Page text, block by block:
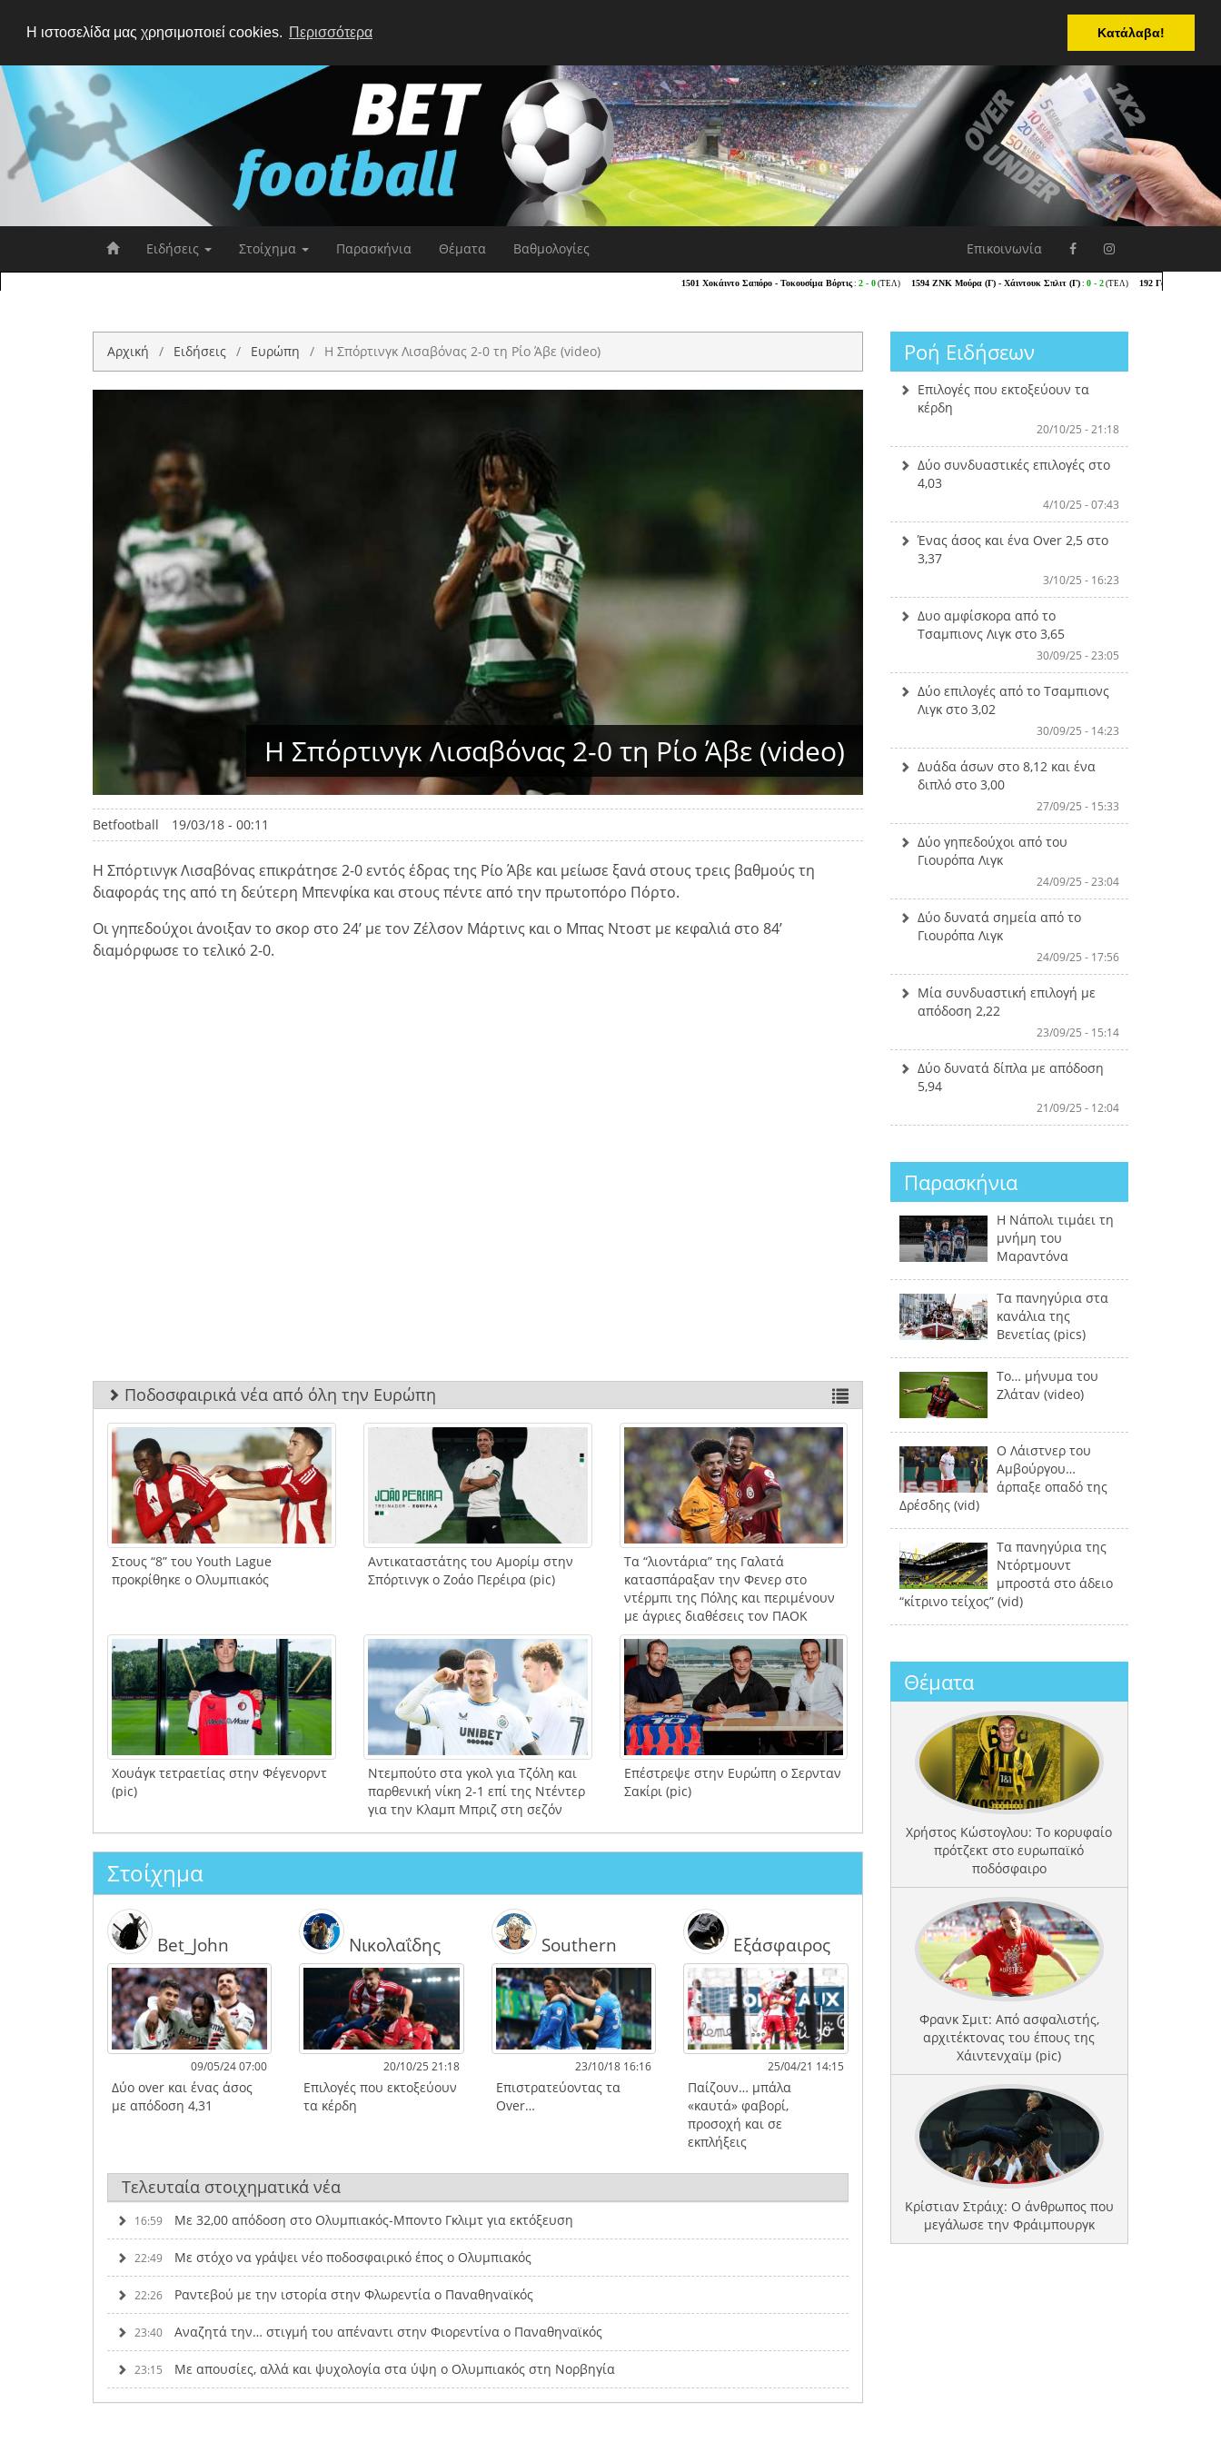
Η ιστοσελίδα μας χρησιμοποιεί cookies. Περισσότερα Κατάλαβα!
Ειδήσεις Στοίχημα Παρασκήνια Θέματα Βαθμολογίες Επικοινωνία
Αρχική Ειδήσεις Ευρώπη Η Σπόρτινγκ Λισαβόνας 2-0 τη Ρίο Άβε (video)
Η Σπόρτινγκ Λισαβόνας 2-0 τη Ρίο Άβε (video)
Betfootball 19/03/18 - 00:11
Η Σπόρτινγκ Λισαβόνας επικράτησε 2-0 εντός έδρας της Ρίο Άβε και μείωσε ξανά στους τρεις βαθμούς τη
διαφοράς της από τη δεύτερη Μπενφίκα και στους πέντε από την πρωτοπόρο Πόρτο.
Οι γηπεδούχοι άνοιξαν το σκορ στο 24’ με τον Ζέλσον Μάρτινς και ο Μπας Ντοστ με κεφαλιά στο 84’
διαμόρφωσε το τελικό 2-0.
Ποδοσφαιρικά νέα από όλη την Ευρώπη
Στους “8” του Youth Lague
προκρίθηκε ο Ολυμπιακός
Αντικαταστάτης του Αμορίμ στην
Σπόρτινγκ ο Ζοάο Περέιρα (pic)
Τα “λιοντάρια” της Γαλατά
κατασπάραξαν την Φενερ στο
ντέρμπι της Πόλης και περιμένουν
με άγριες διαθέσεις τον ΠΑΟΚ
Χουάγκ τετραετίας στην Φέγενορντ
(pic)
Ντεμπούτο στα γκολ για Τζόλη και
παρθενική νίκη 2-1 επί της Ντέντερ
για την Κλαμπ Μπριζ στη σεζόν
Επέστρεψε στην Ευρώπη ο Σερνταν
Σακίρι (pic)
Στοίχημα
Bet_John
09/05/24 07:00
Δύο over και ένας άσος
με απόδοση 4,31
Νικολαΐδης
20/10/25 21:18
Επιλογές που εκτοξεύουν
τα κέρδη
Southern
23/10/18 16:16
Επιστρατεύοντας τα
Over…
Εξάσφαιρος
25/04/21 14:15
Παίζουν… μπάλα
«καυτά» φαβορί,
προσοχή και σε
εκπλήξεις
Τελευταία στοιχηματικά νέα
16:59 Με 32,00 απόδοση στο Ολυμπιακός-Μποντο Γκλιμτ για εκτόξευση
22:49 Με στόχο να γράψει νέο ποδοσφαιρικό έπος ο Ολυμπιακός
22:26 Ραντεβού με την ιστορία στην Φλωρεντία ο Παναθηναϊκός
23:40 Αναζητά την… στιγμή του απέναντι στην Φιορεντίνα ο Παναθηναϊκός
23:15 Με απουσίες, αλλά και ψυχολογία στα ύψη ο Ολυμπιακός στη Νορβηγία
Ροή Ειδήσεων
Επιλογές που εκτοξεύουν τα
κέρδη
20/10/25 - 21:18
Δύο συνδυαστικές επιλογές στο
4,03
4/10/25 - 07:43
Ένας άσος και ένα Over 2,5 στο
3,37
3/10/25 - 16:23
Δυο αμφίσκορα από το
Τσαμπιονς Λιγκ στο 3,65
30/09/25 - 23:05
Δύο επιλογές από το Τσαμπιονς
Λιγκ στο 3,02
30/09/25 - 14:23
Δυάδα άσων στο 8,12 και ένα
διπλό στο 3,00
27/09/25 - 15:33
Δύο γηπεδούχοι από του
Γιουρόπα Λιγκ
24/09/25 - 23:04
Δύο δυνατά σημεία από το
Γιουρόπα Λιγκ
24/09/25 - 17:56
Μία συνδυαστική επιλογή με
απόδοση 2,22
23/09/25 - 15:14
Δύο δυνατά δίπλα με απόδοση
5,94
21/09/25 - 12:04
Παρασκήνια
Η Νάπολι τιμάει τη
μνήμη του
Μαραντόνα
Τα πανηγύρια στα
κανάλια της
Βενετίας (pics)
Το… μήνυμα του
Ζλάταν (video)
Ο Λάιστνερ του
Αμβούργου…
άρπαξε οπαδό της
Δρέσδης (vid)
Τα πανηγύρια της
Ντόρτμουντ
μπροστά στο άδειο
“κίτρινο τείχος” (vid)
Θέματα
Χρήστος Κώστογλου: Το κορυφαίο
πρότζεκτ στο ευρωπαϊκό
ποδόσφαιρο
Φρανκ Σμιτ: Από ασφαλιστής,
αρχιτέκτονας του έπους της
Χάιντενχαϊμ (pic)
Κρίστιαν Στράιχ: Ο άνθρωπος που
μεγάλωσε την Φράιμπουργκ